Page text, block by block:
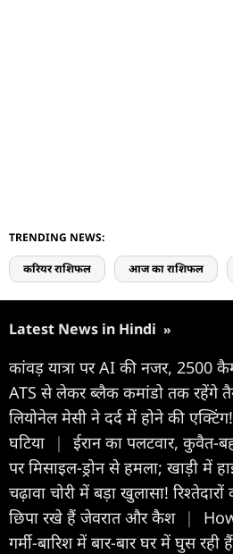
TRENDING NEWS:
करियर राशिफल आज का राशिफल
Latest News in Hindi »
कांवड़ यात्रा पर AI की नजर, 2500
ATS से लेकर ब्लैक कमांडो तक रहेंगे
लियोनेल मेसी ने दर्द में होने की
घटिया
|
ईरान का पलटवार, कुवैत-
पर मिसाइल-ड्रोन से हमला; खाड़ी में
चढ़ावा चोरी में बड़ा खुलासा!
छिपा रखे हैं जेवरात और कैश |
गर्मी-बारिश में बार-बार घर में घुस